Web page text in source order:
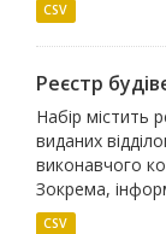
CSV
Реєстр
Набір містить
виданих
виконавчого
Зокрема,
CSV